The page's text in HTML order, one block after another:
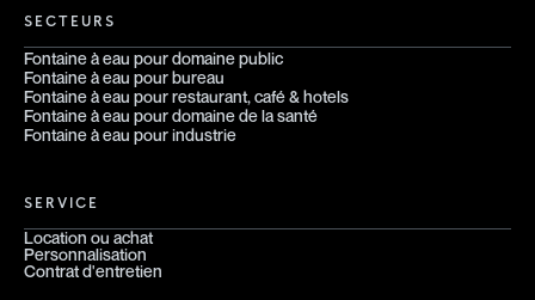
SECTEURS
Fontaine à eau pour domaine public
Fontaine à eau pour bureau
Fontaine à eau pour restaurant, café & hotels
Fontaine à eau pour domaine de la santé
Fontaine à eau pour industrie
SERVICE
Location ou achat
Personnalisation
Contrat d'entretien